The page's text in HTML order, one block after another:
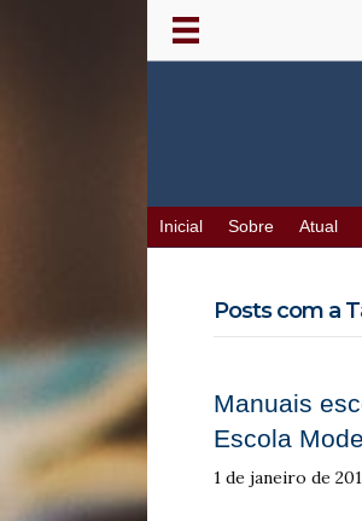
Inicial Sobre Atual
Posts com a
Manuais
Escola
1 de janeiro de